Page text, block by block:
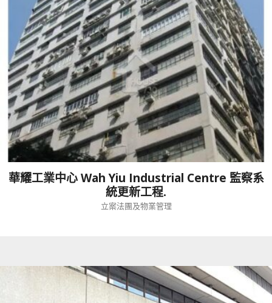
華耀工業中心 Wah Yiu Industrial Centre 監察系
統更新工程.
立案法團及物業管理